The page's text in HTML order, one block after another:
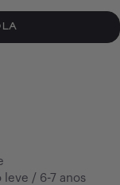
leve / 6-7 anos